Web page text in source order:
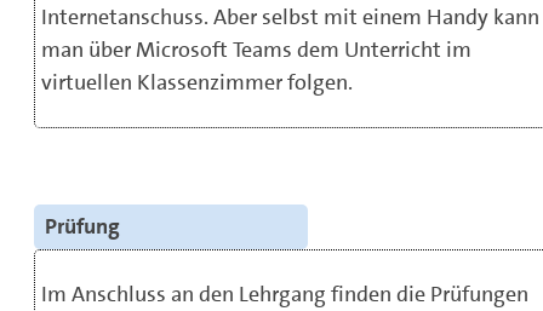
Internetanschuss. Aber selbst mit einem Handy kann
man über Microsoft Teams dem Unterricht im
virtuellen Klassenzimmer folgen.
Prüfung
Im Anschluss an den Lehrgang finden die Prüfungen